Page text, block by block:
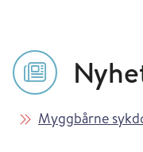
Les mer om
Myggbårne